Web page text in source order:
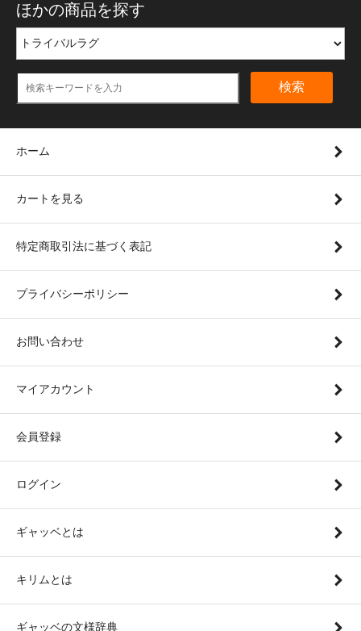
ほかの商品を探す
検索
ホーム
カートを見る
特定商取引法に基づく表記
プライバシーポリシー
お問い合わせ
マイアカウント
会員登録
ログイン
ギャッベとは
キリムとは
ギャッベの文様辞典